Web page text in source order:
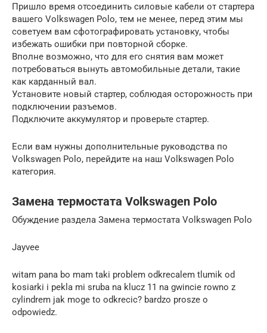
Пришло время отсоединить силовые кабели от стартера
вашего Volkswagen Polo, тем не менее, перед этим мы
советуем вам сфотографировать установку, чтобы
избежать ошибки при повторной сборке.
Вполне возможно, что для его снятия вам может
потребоваться вынуть автомобильные детали, такие
как карданный вал.
Установите новый стартер, соблюдая осторожность при
подключении разъемов.
Подключите аккумулятор и проверьте стартер.
Если вам нужны дополнительные руководства по
Volkswagen Polo, перейдите на наш Volkswagen Polo
категория.
Замена термостата Volkswagen Polo
Обуждение раздела Замена термостата Volkswagen Polo
Jayvee
witam pana bo mam taki problem odkrecalem tlumik od
kosiarki i pekla mi sruba na klucz 11 na gwincie rowno z
cylindrem jak moge to odkrecic? bardzo prosze o
odpowiedz.